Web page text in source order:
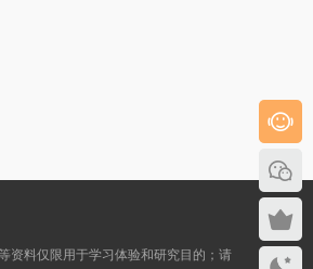
资料仅限用于学习体验和研究目的；请